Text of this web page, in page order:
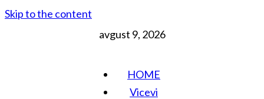
Skip to the content
avgust 9, 2026
HOME
Vicevi